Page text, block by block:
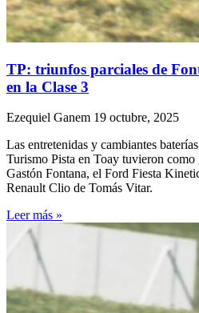
TP: triunfos parciales de
en la Clase 3
Ezequiel Ganem 19 octubre, 2025
Las entretenidas y cambiantes
Turismo Pista en Toay tuvieron
Gastón Fontana, el Ford Fiesta
Renault Clio de Tomás Vitar.
Leer más »